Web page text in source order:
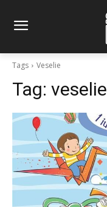
Tags Veselie
Tag: veselie